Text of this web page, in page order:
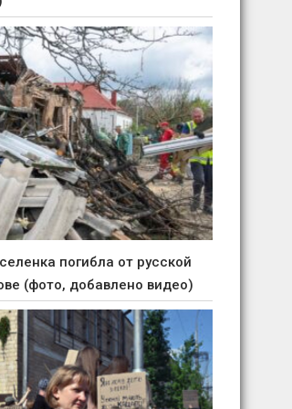
погибла от русской
(фото, добавлено видео)